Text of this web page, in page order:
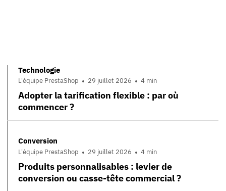
Technologie
L'équipe PrestaShop 29 juillet 2026 4 min
Adopter la tarification flexible : par où
commencer ?
Conversion
L'équipe PrestaShop 29 juillet 2026 4 min
Produits personnalisables : levier de
conversion ou casse-tête commercial ?